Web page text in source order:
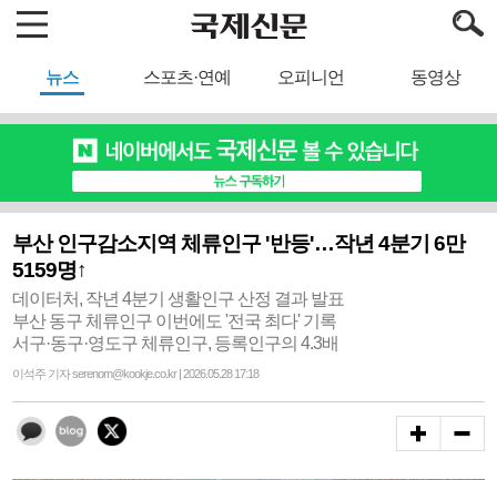
뉴스 스포츠·연예 오피니언 동영상
부산 인구감소지역 체류인구 '반등'…작년 4분기 6만
5159명↑
데이터처, 작년 4분기 생활인구 산정 결과 발표
부산 동구 체류인구 이번에도 '전국 최다' 기록
서구·동구·영도구 체류인구, 등록인구의 4.3배
이석주 기자 serenom@kookje.co.kr | 2026.05.28 17:18